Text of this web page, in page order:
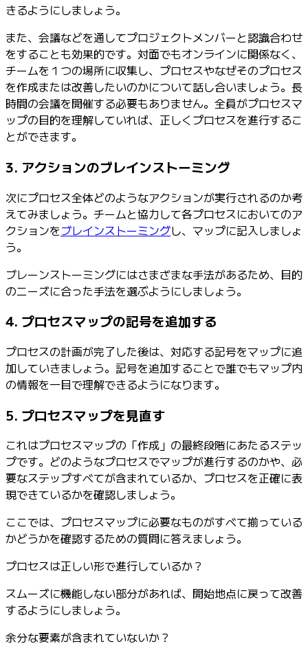
きるようにしましょう。
また、会議などを通してプロジェクトメンバーと認識合わせ
をすることも効果的です。対面でもオンラインに関係なく、
チームを１つの場所に収集し、プロセスやなぜそのプロセス
を作成または改善したいのかについて話し合いましょう。長
時間の会議を開催する必要もありません。全員がプロセスマ
ップの目的を理解していれば、正しくプロセスを進行するこ
とができます。
3. アクションのブレインストーミング
次にプロセス全体どのようなアクションが実行されるのか考
えてみましょう。チームと協力して各プロセスにおいてのア
クションをブレインストーミングし、マップに記入しましょ
う。
ブレーンストーミングにはさまざまな手法があるため、目的
のニーズに合った手法を選ぶようにしましょう。
4. プロセスマップの記号を追加する
プロセスの計画が完了した後は、対応する記号をマップに追
加していきましょう。記号を追加することで誰でもマップ内
の情報を一目で理解できるようになります。
5. プロセスマップを見直す
これはプロセスマップの「作成」の最終段階にあたるステッ
プです。どのようなプロセスでマップが進行するのかや、必
要なステップすべてが含まれているか、プロセスを正確に表
現できているかを確認しましょう。
ここでは、プロセスマップに必要なものがすべて揃っている
かどうかを確認するための質問に答えましょう。
プロセスは正しい形で進行しているか？
スムーズに機能しない部分があれば、開始地点に戻って改善
するようにしましょう。
余分な要素が含まれていないか？